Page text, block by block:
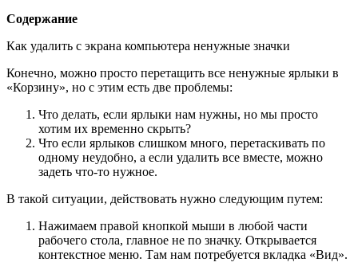
Содержание
Как удалить с экрана компьютера ненужные значки
Конечно, можно просто перетащить все ненужные ярлыки в
«Корзину», но с этим есть две проблемы:
Что делать, если ярлыки нам нужны, но мы просто
хотим их временно скрыть?
Что если ярлыков слишком много, перетаскивать по
одному неудобно, а если удалить все вместе, можно
задеть что-то нужное.
В такой ситуации, действовать нужно следующим путем:
Нажимаем правой кнопкой мыши в любой части
рабочего стола, главное не по значку. Открывается
контекстное меню. Там нам потребуется вкладка «Вид».